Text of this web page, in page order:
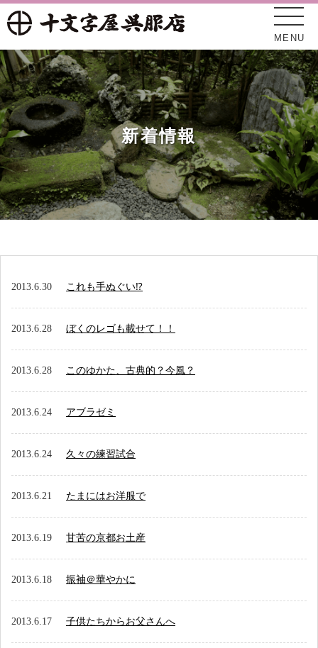
MENU
新着情報
十文字屋について
オンラインショップ
アクセス
新着情報
2013.6.30 これも手ぬぐい⁉
2013.6.28 ぼくのレゴも載せて！！
2013.6.28 このゆかた、古典的？今風？
2013.6.24 アブラゼミ
2013.6.24 久々の練習試合
2013.6.21 たまにはお洋服で
2013.6.19 甘苦の京都お土産
2013.6.18 振袖＠華やかに
2013.6.17 子供たちからお父さんへ